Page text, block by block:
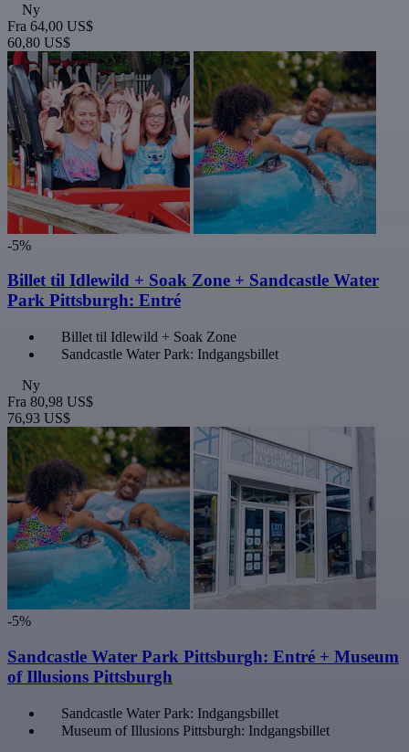
Ny
Fra 64,00 US$
60,80 US$
-5%
Billet til Idlewild + Soak Zone + Sandcastle Water
Park Pittsburgh: Entré
Billet til Idlewild + Soak Zone
Sandcastle Water Park: Indgangsbillet
Ny
Fra 80,98 US$
76,93 US$
-5%
Sandcastle Water Park Pittsburgh: Entré + Museum
of Illusions Pittsburgh
Sandcastle Water Park: Indgangsbillet
Museum of Illusions Pittsburgh: Indgangsbillet